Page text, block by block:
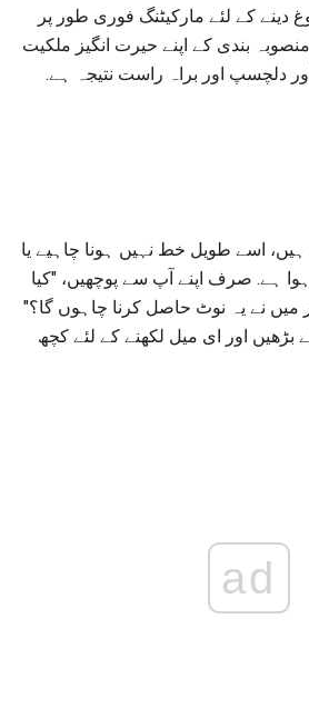
کے لئے مارکیٹنگ فوری طور پر
بندی کے اپنے حیرت انگیز ملکیت
دلچسپ اور براہ راست نتیجہ ہے.
اسے طویل خط نہیں ہونا چاہیے یا
ہے. صرف اپنے آپ سے پوچھیں، "کیا
میں نے یہ نوٹ حاصل کرنا چاہوں گا؟"
بڑھیں اور ای میل لکھنے کے لئے کچھ
ad